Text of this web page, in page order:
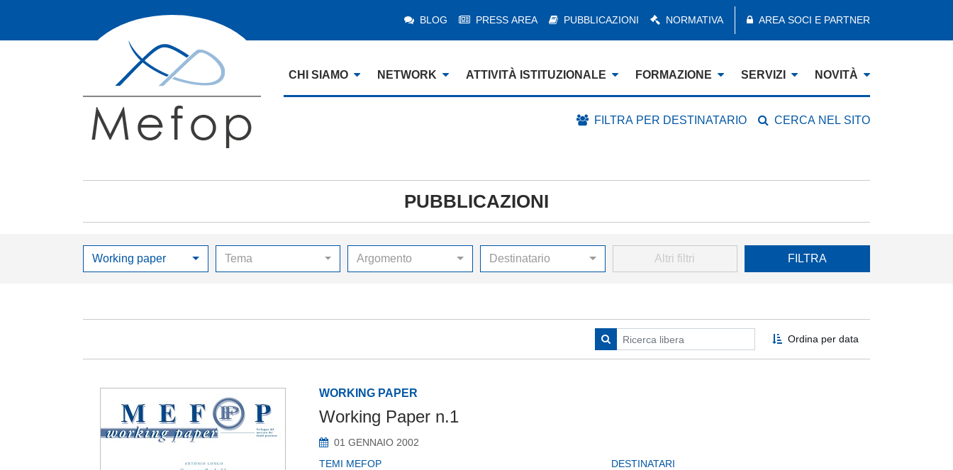
BLOG PRESS AREA PUBBLICAZIONI NORMATIVA AREA SOCI E PARTNER
CHI SIAMO NETWORK ATTIVITÀ ISTITUZIONALE FORMAZIONE SERVIZI NOVITÀ
FILTRA PER DESTINATARIO CERCA NEL SITO
PUBBLICAZIONI
Working paper Tema Argomento Destinatario Altri filtri FILTRA
Ordina per data
WORKING PAPER
Working Paper n.1
01 GENNAIO 2002
TEMI MEFOP
DESTINATARI